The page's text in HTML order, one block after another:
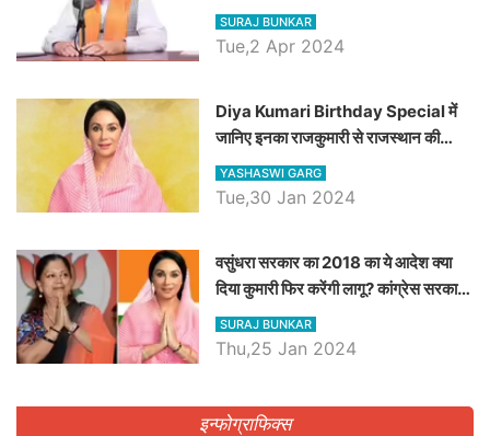
रैली, एक सभा से 8 सीटों पर साधेगें निशाना
SURAJ BUNKAR
Tue,2 Apr 2024
Diya Kumari Birthday Special में
जानिए इनका राजकुमारी से राजस्थान की
डिप्टी सीएम बनने तक का सफर, एक क्लिक में
जाने पूरा जीवन परिचय
YASHASWI GARG
Tue,30 Jan 2024
वसुंधरा सरकार का 2018 का ये आदेश क्या
दिया कुमारी फिर करेंगी लागू? कांग्रेस सरकार
ने किया था निरस्त
SURAJ BUNKAR
Thu,25 Jan 2024
इन्फोग्राफिक्स